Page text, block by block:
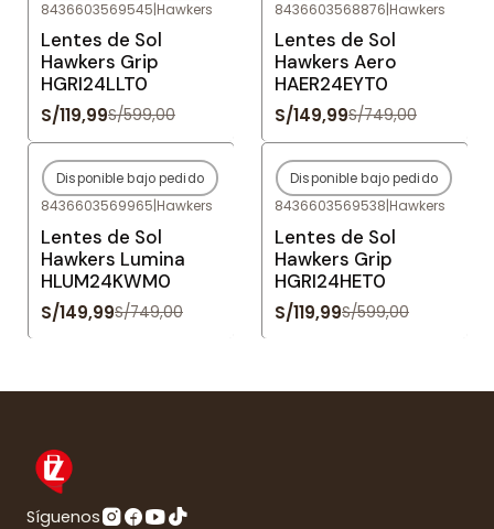
Agotado
8436603569545|Hawkers
Lentes de Sol
Hawkers Grip
HGRI24LLT0
S/119,99S/599,00
Agotado
8436603568876|Hawkers
Lentes de Sol
Hawkers Aero
HAER24EYT0
S/149,99S/749,00
-80%OFF
Agotado
Disponible bajo pedido
8436603569965|Hawkers
Lentes de Sol
Hawkers Lumina
HLUM24KWM0
S/149,99S/749,00
-80%OFF
Agotado
Disponible bajo pedido
8436603569538|Hawkers
Lentes de Sol
Hawkers Grip
HGRI24HET0
S/119,99S/599,00
Síguenos